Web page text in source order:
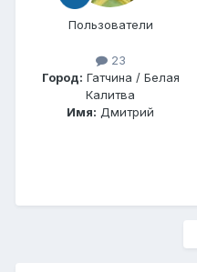
Пользователи
23
Город: Гатчина / Белая
Калитва
Имя: Дмитрий